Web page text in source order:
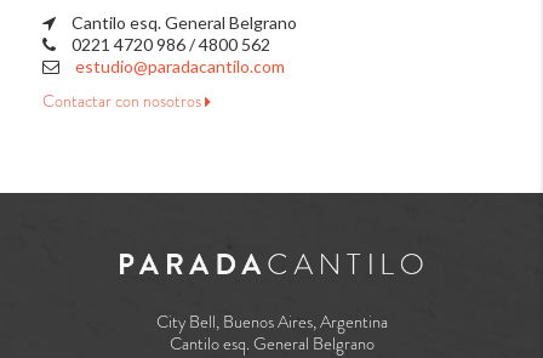
Cantilo esq. General Belgrano
0221 4720 986 / 4800 562
estudio@paradacantilo.com
Contactar con nosotros
City Bell, Buenos Aires, Argentina
Cantilo esq. General Belgrano